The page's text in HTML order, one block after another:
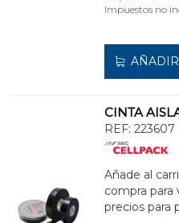
Impuestos no
REF: 223607
Añade al
compra para
precios para